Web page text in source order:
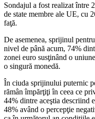
Sondajul a fost realizat între
de state membre ale UE, cu
faţă.
De asemenea, sprijinul
nivel de până acum, 74%
zonei euro susţinând o
o singură monedă.
În ciuda sprijinului puternic
rămân împărţiţi în ceea ce
44% dintre aceştia descriind
48% având o percepţie